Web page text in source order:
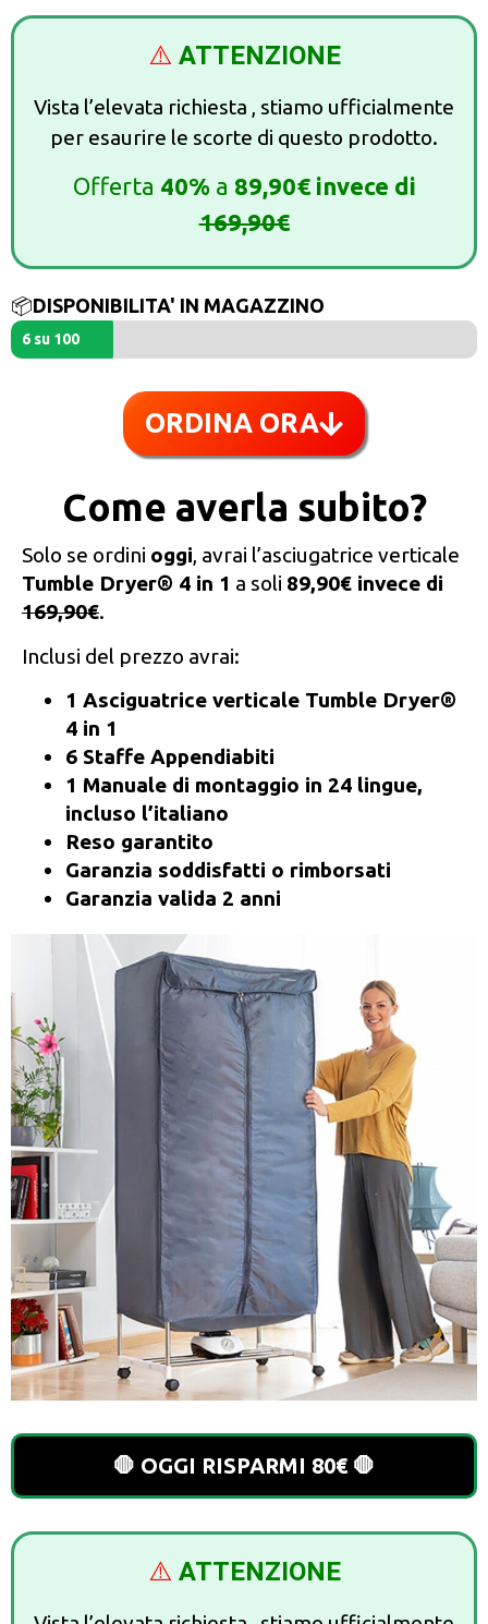
⚠️ ATTENZIONE
Vista l’elevata richiesta , stiamo ufficialmente
per esaurire le scorte di questo prodotto.
Offerta 40%a 89,90€ invece di
169,90€
📦DISPONIBILITA' IN MAGAZZINO
6 su 100
ORDINA ORA
Come averla subito?
Solo se ordini oggi, avrai l’asciugatrice verticale
Tumble Dryer® 4 in 1 a soli 89,90€ invece di
169,90€.
Inclusi del prezzo avrai:
1 Asciguatrice verticale Tumble Dryer®
4 in 1
6 Staffe Appendiabiti
1 Manuale di montaggio in 24 lingue,
incluso l’italiano
Reso garantito
Garanzia soddisfatti o rimborsati
Garanzia valida 2 anni
🛑 OGGI RISPARMI 80€ 🛑
⚠️ ATTENZIONE